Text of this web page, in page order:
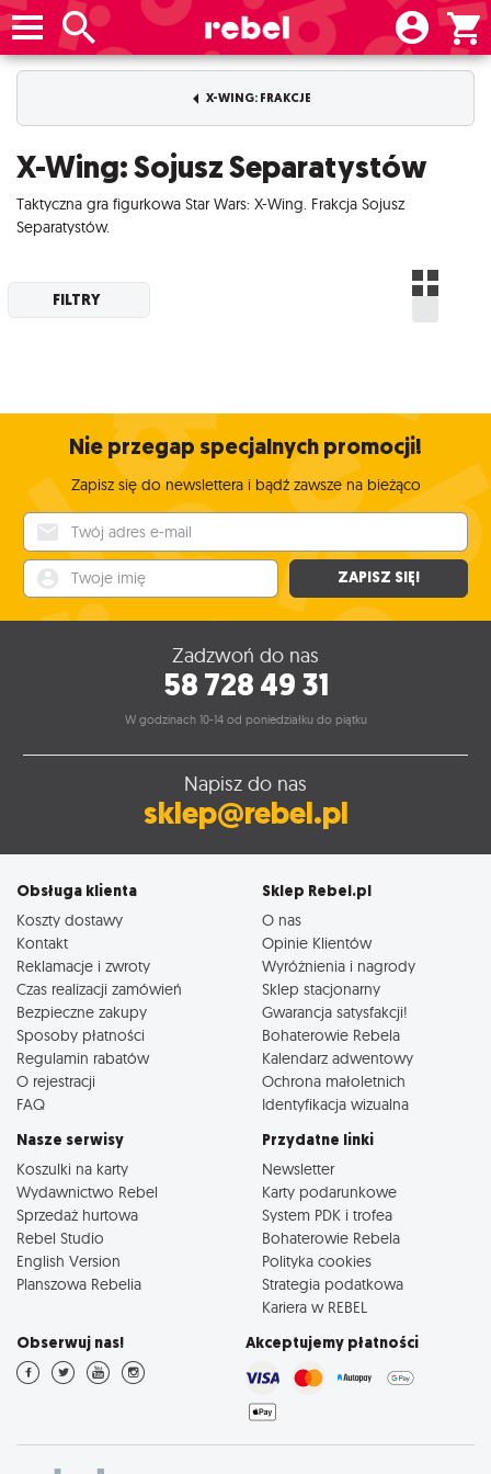
X-WING: FRAKCJE
X-Wing: Sojusz Separatystów
Taktyczna gra figurkowa Star Wars: X-Wing. Frakcja Sojusz
Separatystów.
FILTRY
Nie przegap specjalnych promocji!
Zapisz się do newslettera i bądź zawsze na bieżąco
ZAPISZ SIĘ!
Zadzwoń do nas
58 728 49 31
W godzinach 10-14 od poniedziałku do piątku
Napisz do nas
sklep@rebel.pl
Obsługa klienta
Koszty dostawy
Kontakt
Reklamacje i zwroty
Czas realizacji zamówień
Bezpieczne zakupy
Sposoby płatności
Regulamin rabatów
O rejestracji
FAQ
Sklep Rebel.pl
O nas
Opinie Klientów
Wyróżnienia i nagrody
Sklep stacjonarny
Gwarancja satysfakcji!
Bohaterowie Rebela
Kalendarz adwentowy
Ochrona małoletnich
Identyfikacja wizualna
Nasze serwisy
Koszulki na karty
Wydawnictwo Rebel
Sprzedaż hurtowa
Rebel Studio
English Version
Planszowa Rebelia
Przydatne linki
Newsletter
Karty podarunkowe
System PDK i trofea
Bohaterowie Rebela
Polityka cookies
Strategia podatkowa
Kariera w REBEL
Obserwuj nas! Akceptujemy płatności